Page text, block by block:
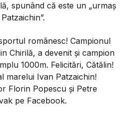
spunând că este un „urmaş
românesc! Campionul
Chirilă, a devenit şi campion
1000m. Felicitări, Cătălin!
marelui Ivan Patzaichin!
Florin Popescu şi Petre
pe Facebook.